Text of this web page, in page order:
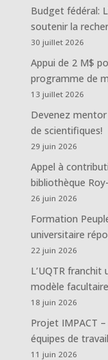
Budget fédéral:
soutenir la
30 juillet 2026
Appui de 2 M$
programme de
13 juillet 2026
Devenez
de scientifiques!
29 juin 2026
Appel à
bibliothèque
26 juin 2026
Formation
universitaire
22 juin 2026
L’UQTR franchit
modèle facultaire
18 juin 2026
Projet IMPACT
équipes de
11 juin 2026